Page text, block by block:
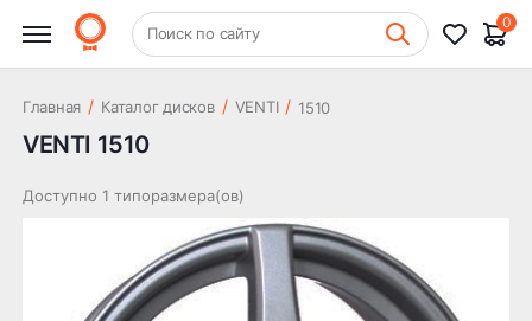
+7 (831) 261-35-35 Шиномонтаж
Поиск по сайту
0
Главная / Каталог дисков / VENTI / 1510
VENTI 1510
Доступно 1 типоразмера(ов)